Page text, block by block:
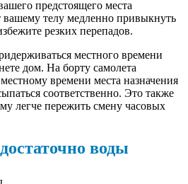
предстоящего места
телу медленно привыкнуть
резких перепадов.
местного времени
дом. На борту самолета
времени места назначения
соответственно. Это также
легче пережить смену часовых
воды